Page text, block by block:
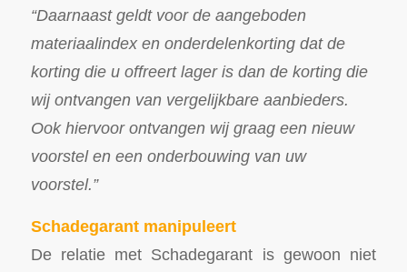
“Daarnaast geldt voor de aangeboden
materiaalindex en onderdelenkorting dat de
korting die u offreert lager is dan de korting die
wij ontvangen van vergelijkbare aanbieders.
Ook hiervoor ontvangen wij graag een nieuw
voorstel en een onderbouwing van uw
voorstel.”
Schadegarant manipuleert
De relatie met Schadegarant is gewoon niet